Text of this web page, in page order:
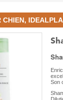
CHIEN,
Son